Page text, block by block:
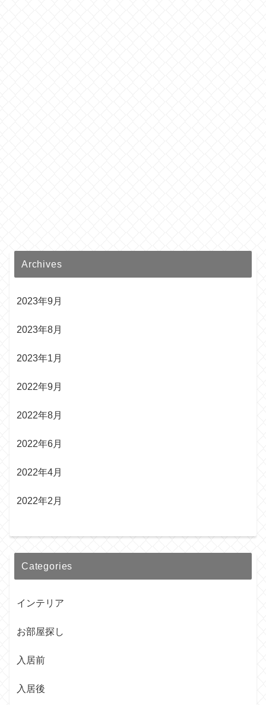
Archives
2023年9月
2023年8月
2023年1月
2022年9月
2022年8月
2022年6月
2022年4月
2022年2月
Categories
インテリア
お部屋探し
入居前
入居後